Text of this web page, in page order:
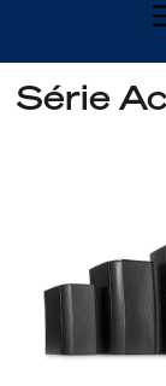
QSYS.com
India (English)
Série